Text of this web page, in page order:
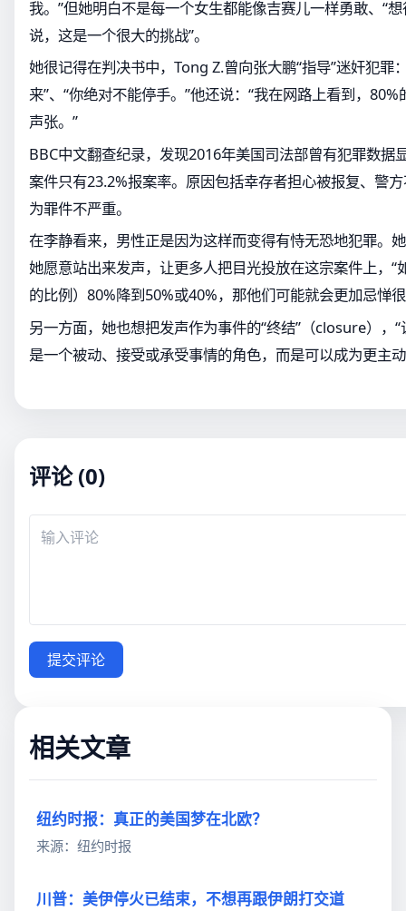
我。”但她明白不是每一个女生都能像吉赛儿一样勇敢、“
说，这是一个很大的挑战”。
她很记得在判决书中，Tong Z.曾向张大鹏“指导”迷奸犯罪
来”、“你绝对不能停手。”他还说：“我在网路上看到，
声张。”
BBC中文翻查纪录，发现2016年美国司法部曾有犯罪数据
案件只有23.2%报案率。原因包括幸存者担心被报复、警
为罪件不严重。
在李静看来，男性正是因为这样而变得有恃无恐地犯罪。
她愿意站出来发声，让更多人把目光投放在这宗案件上，“
的比例）80%降到50%或40%，那他们可能就会更加忌惮
另一方面，她也想把发声作为事件的“终结”（closure），
是一个被动、接受或承受事情的角色，而是可以成为更主
评论 (0)
提交评论
相关文章
纽约时报：真正的美国梦在北欧？
来源：纽约时报
川普：美伊停火已结束，不想再跟伊朗打交道